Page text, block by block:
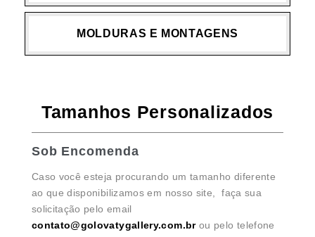
MOLDURAS E MONTAGENS
Tamanhos Personalizados
Sob Encomenda
Caso você esteja procurando um tamanho diferente
ao que disponibilizamos em nosso site, faça sua
solicitação pelo email
contato@golovatygallery.com.brou pelo telefone